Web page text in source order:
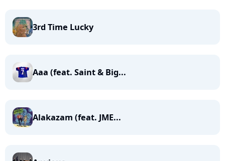
3rd Time Lucky
Aaa (feat. Saint & Big...
Alakazam (feat. JME...